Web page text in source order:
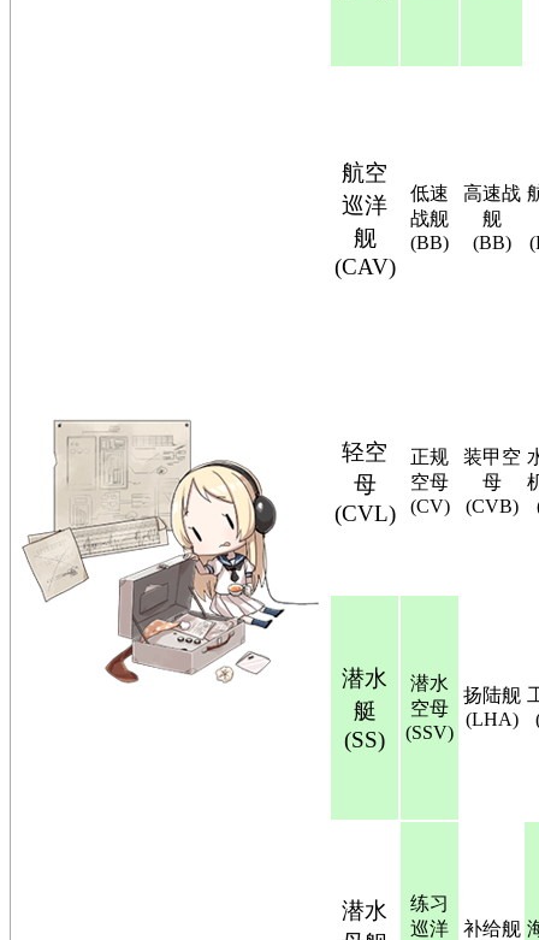
航空
巡洋
舰
(CAV)
低速
战舰
(BB)
高速战
舰
(BB)
轻空
母
(CVL)
正规
空母
(CV)
装甲空
母
(CVB)
潜水
艇
(SS)
潜水
空母
(SSV)
扬陆舰
(LHA)
潜水
练习
巡洋
补给舰